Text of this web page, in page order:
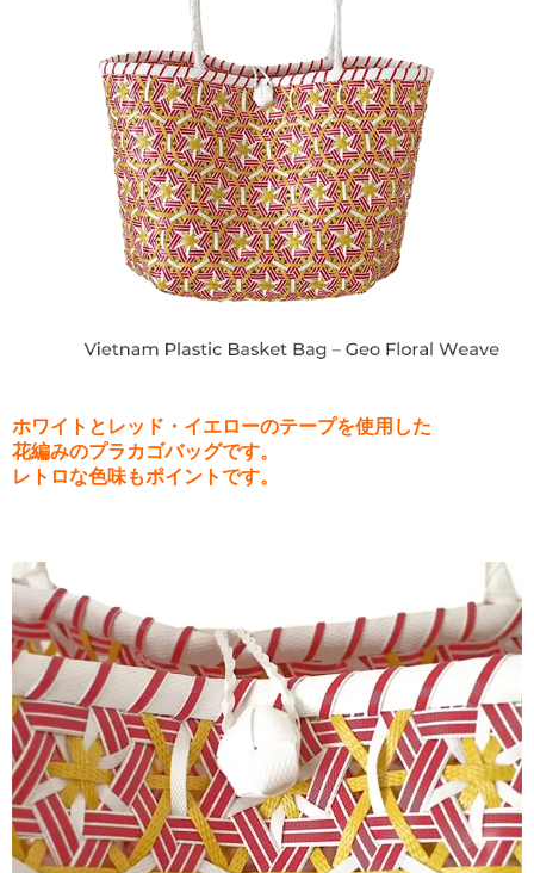
ホワイトとレッド・イエローのテープを使用した
花編みのプラカゴバッグです。
レトロな色味もポイントです。